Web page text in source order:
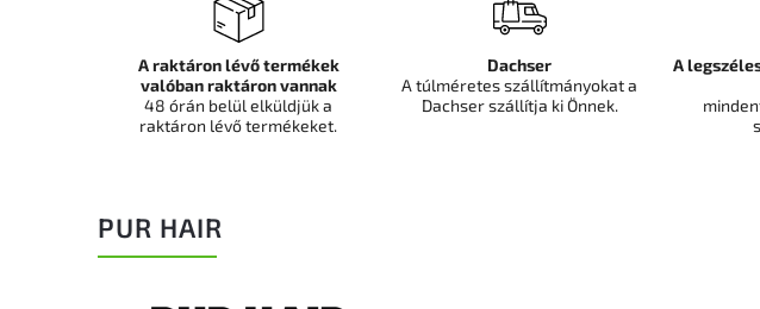
PUR HAIR
A raktáron lévő termékek
valóban raktáron vannak
48 órán belül elküldjük a
raktáron lévő termékeket.
Dachser
A túlméretes szállítmányokat a
Dachser szállítja ki Önnek.
A